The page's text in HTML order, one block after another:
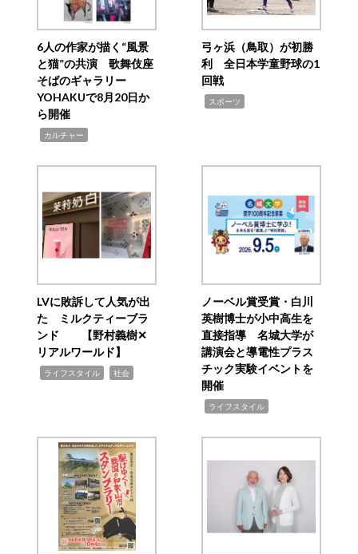
6人の作家が描く“風景
と猫”の共演 歌舞伎座
そばのギャラリー
YOHAKUで8月20日か
ら開催
カルチャー
弓ヶ浜（鳥取）が初勝
利 全日本学童野球の1
回戦
スポーツ
LVに敗訴して人気が出
た ミルクティーブラ
ンド 【野村義樹✕
リアルワールド】
ライフスタイル 社会
ノーベル賞受賞・白川
英樹博士が小中高生を
直接指導 名城大学が
講演会と導電性プラス
チック実験イベントを
開催
ライフスタイル